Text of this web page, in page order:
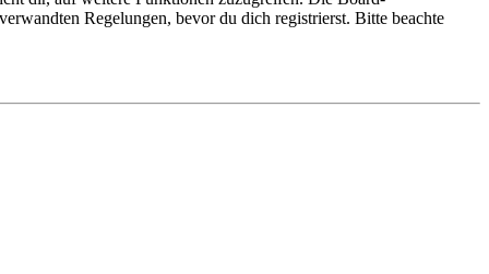
Regelungen, bevor du dich registrierst. Bitte beachte